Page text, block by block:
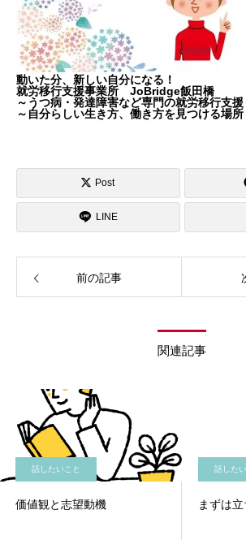
動いた分、新しい自分になる！
就労移行支援事業所 JoBridge飯田橋
～うつ病・発達障害など専門の就労移行支援
～自分らしい生き方、働き方を見つける場所
Post
LINE
前の記事
関連記事
話したいこと
価値観と志望動機
話した
まずは